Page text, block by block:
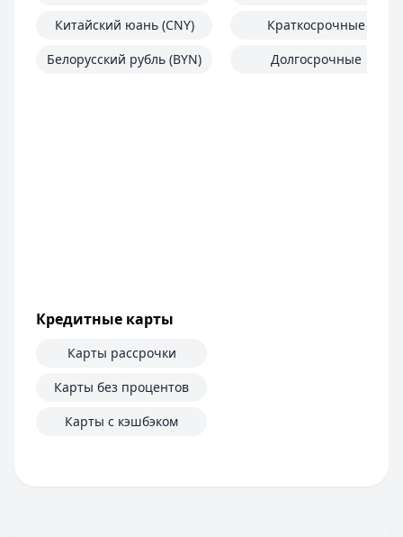
Китайский юань (CNY)
Белорусский рубль (BYN)
Краткосрочные
Долгосрочные
Кредитные карты
Карты рассрочки
Карты без процентов
Карты с кэшбэком